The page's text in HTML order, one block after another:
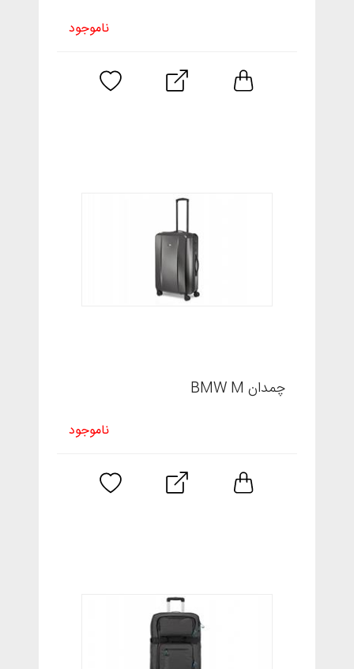
ناموجود
چمدان BMW M
ناموجود